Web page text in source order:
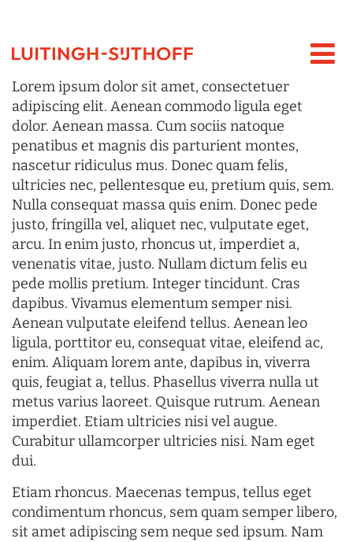
Lorem ipsum dolor sit amet, consectetuer
adipiscing elit. Aenean commodo ligula eget
dolor. Aenean massa. Cum sociis natoque
penatibus et magnis dis parturient montes,
nascetur ridiculus mus. Donec quam felis,
ultricies nec, pellentesque eu, pretium quis, sem.
Nulla consequat massa quis enim. Donec pede
justo, fringilla vel, aliquet nec, vulputate eget,
arcu. In enim justo, rhoncus ut, imperdiet a,
venenatis vitae, justo. Nullam dictum felis eu
pede mollis pretium. Integer tincidunt. Cras
dapibus. Vivamus elementum semper nisi.
Aenean vulputate eleifend tellus. Aenean leo
ligula, porttitor eu, consequat vitae, eleifend ac,
enim. Aliquam lorem ante, dapibus in, viverra
quis, feugiat a, tellus. Phasellus viverra nulla ut
metus varius laoreet. Quisque rutrum. Aenean
imperdiet. Etiam ultricies nisi vel augue.
Curabitur ullamcorper ultricies nisi. Nam eget
dui.
Etiam rhoncus. Maecenas tempus, tellus eget
condimentum rhoncus, sem quam semper libero,
sit amet adipiscing sem neque sed ipsum. Nam